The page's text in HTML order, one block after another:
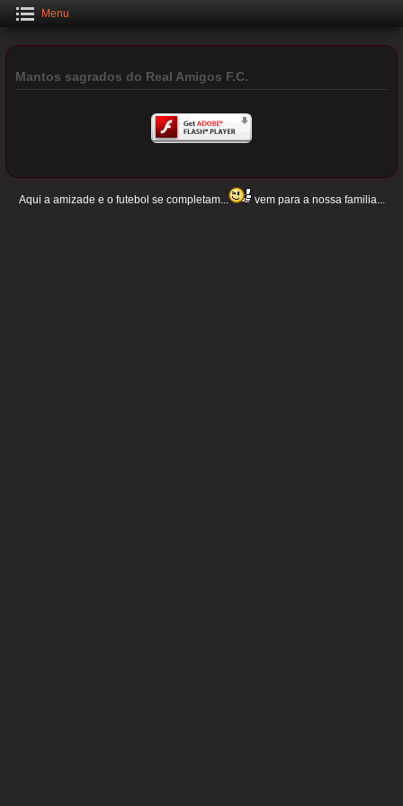
Menu
Mantos sagrados do Real Amigos F.C.
Aqui a amizade e o futebol se completam... vem para a nossa familia...